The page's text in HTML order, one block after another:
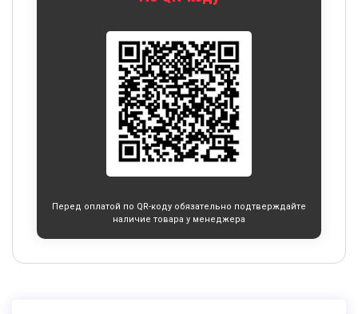
Перед оплатой по QR-коду обязательно подтверждайте
наличие товара у менеджера